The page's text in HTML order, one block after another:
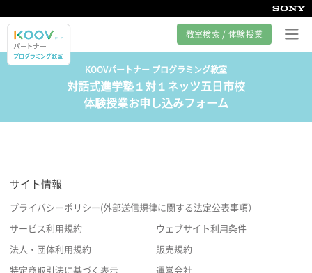
教室検索 / 体験授業
プログラミング教室とは
カリキュラム紹介
サポート
KOOVパートナー プログラミング教室
対話式進学塾１対１ネッツ五日市校
体験授業お申し込みフォーム
サイト情報
プライバシーポリシー(外部送信規律に関する法定公表事項）
サービス利用規約 ウェブサイト利用条件
法人・団体利用規約 販売規約
特定商取引法に基づく表示 運営会社